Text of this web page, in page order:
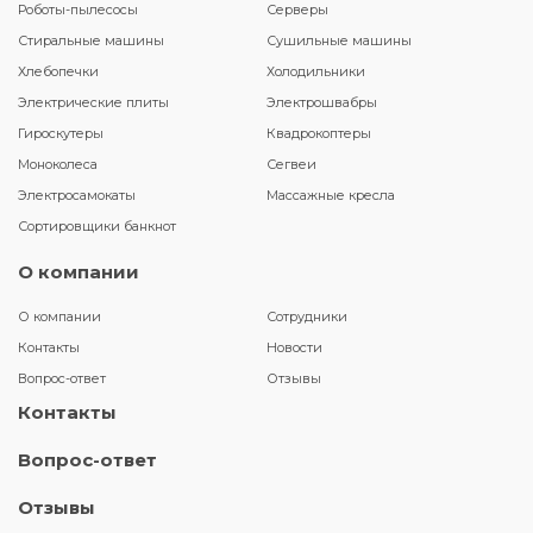
Роботы-пылесосы
Серверы
Стиральные машины
Сушильные машины
Хлебопечки
Холодильники
Электрические плиты
Электрошвабры
Гироскутеры
Квадрокоптеры
Моноколеса
Сегвеи
Электросамокаты
Массажные кресла
Сортировщики банкнот
О компании
О компании
Сотрудники
Контакты
Новости
Вопрос-ответ
Отзывы
Контакты
Вопрос-ответ
Отзывы